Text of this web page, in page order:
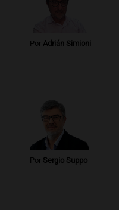
Por Adrián Simioni
Por Sergio Suppo